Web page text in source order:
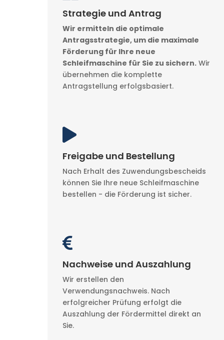
Strategie und Antrag
Wir ermitteln die optimale
Antragsstrategie, um die maximale
Förderung für Ihre neue
Schleifmaschine für Sie zu sichern.Wir
übernehmen die komplette
Antragstellung erfolgsbasiert.

Freigabe und Bestellung
Nach Erhalt des Zuwendungsbescheids
können Sie Ihre neue Schleifmaschine
bestellen - die Förderung ist sicher.

Nachweise und Auszahlung
Wir erstellen den
Verwendungsnachweis. Nach
erfolgreicher Prüfung erfolgt die
Auszahlung der Fördermittel direkt an
Sie.